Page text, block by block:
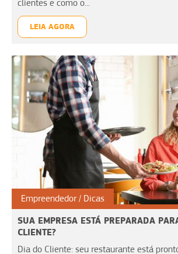
clientes e como o...
LEIA AGORA
Empreendedor Dicas
SUA EMPRESA ESTÁ PREPARADA
CLIENTE?
Dia do Cliente: seu restaurante está